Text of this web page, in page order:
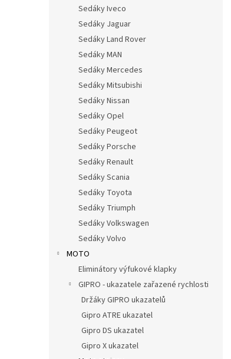
Sedáky Iveco
Sedáky Jaguar
Sedáky Land Rover
Sedáky MAN
Sedáky Mercedes
Sedáky Mitsubishi
Sedáky Nissan
Sedáky Opel
Sedáky Peugeot
Sedáky Porsche
Sedáky Renault
Sedáky Scania
Sedáky Toyota
Sedáky Triumph
Sedáky Volkswagen
Sedáky Volvo
MOTO
Eliminátory výfukové klapky
GIPRO - ukazatele zařazené rychlosti
Držáky GIPRO ukazatelů
Gipro ATRE ukazatel
Gipro DS ukazatel
Gipro X ukazatel